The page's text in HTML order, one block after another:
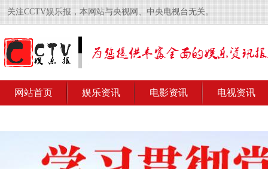
关注CCTV娱乐报，本网站与央视网、中央电视台无关。
网站首页 娱乐资讯 电影资讯 电视资讯